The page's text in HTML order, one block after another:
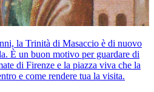
la Trinità di Masaccio è di nuovo
È un buon motivo per guardare di
di Firenze e la piazza viva che la
e come rendere tua la visita.